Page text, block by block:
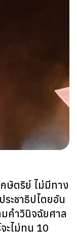
ษัตริย์ ไม่มีทาง
ะชาธิปไตยอัน
คำวินิจฉัยศาล
ะไม่ทน 10